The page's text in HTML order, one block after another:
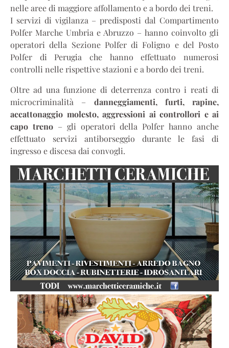
nelle aree di maggiore affollamento e a bordo dei treni.
I servizi di vigilanza – predisposti dal Compartimento
Polfer Marche Umbria e Abruzzo – hanno coinvolto gli
operatori della Sezione Polfer di Foligno e del Posto
Polfer di Perugia che hanno effettuato numerosi
controlli nelle rispettive stazioni e a bordo dei treni.
Oltre ad una funzione di deterrenza contro i reati di
microcriminalità – danneggiamenti, furti, rapine,
accattonaggio molesto, aggressioni ai controllori e ai
capo treno– gli operatori della Polfer hanno anche
effettuato servizi antiborseggio durante le fasi di
ingresso e discesa dai convogli.